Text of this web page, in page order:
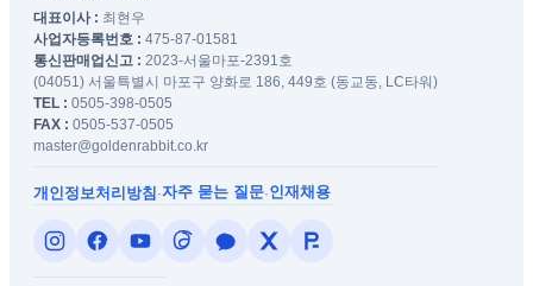
대표이사 : 최현우
사업자등록번호 : 475-87-01581
통신판매업신고 : 2023-서울마포-2391호
(04051) 서울특별시 마포구 양화로 186, 449호 (동교동, LC타워)
TEL : 0505-398-0505
FAX : 0505-537-0505
master@goldenrabbit.co.kr
개인정보처리방침 ·자주 묻는 질문·인재채용